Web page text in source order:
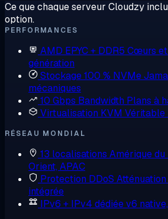
Ce que chaque serveur Cloudzy
option.
PERFORMANCES
AMD EPYC + DDR5 Cœurs et
génération
Stockage 100 % NVMe
mécaniques
10 Gbps Bandwidth Plans à
Virtualisation KVM Véritable
RÉSEAU MONDIAL
13 localisations Amérique du
Orient, APAC
Protection DDoS
intégrée
IPv6 + IPv4 dédiéev6